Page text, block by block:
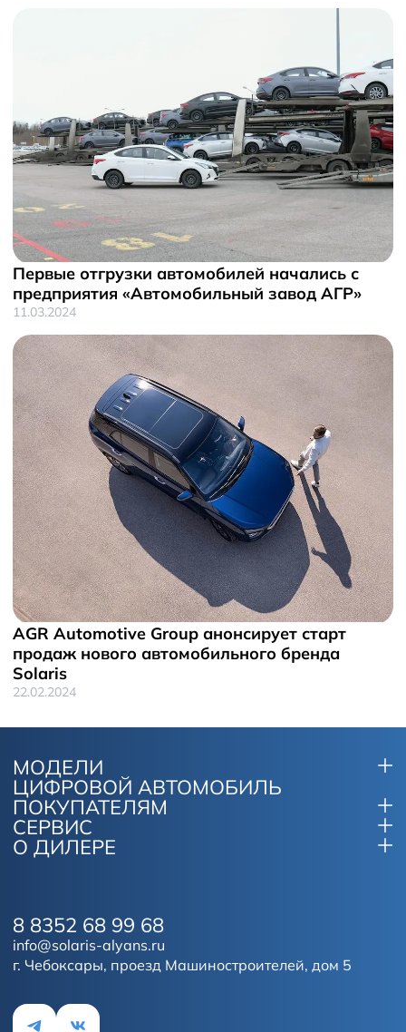
Первые отгрузки автомобилей начались с
предприятия «Автомобильный завод АГР»
11.03.2024
AGR Automotive Group анонсирует старт
продаж нового автомобильного бренда
Solaris
22.02.2024
МОДЕЛИ
ЦИФРОВОЙ АВТОМОБИЛЬ
ПОКУПАТЕЛЯМ
СЕРВИС
О ДИЛЕРЕ
г. Чебоксары, проезд Машиностроителей, дом 5
8 8352 68 99 68
info@solaris-alyans.ru